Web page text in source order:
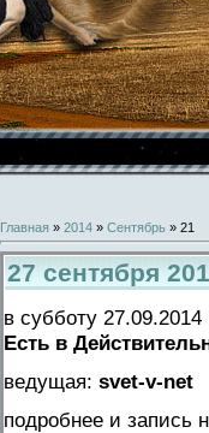
Главная » 2014 » Сентябрь » 21
27 сентября
в субботу
Есть в
ведущая: svet-v-net
подробнее и